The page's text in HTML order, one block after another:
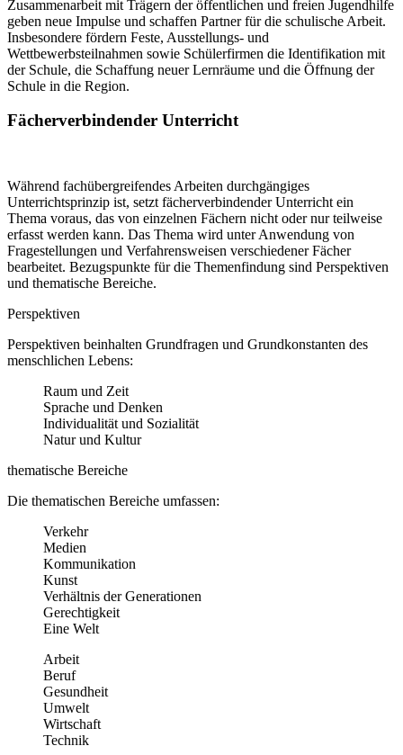
Zusammenarbeit mit Trägern der öffentlichen und freien Jugendhilfe
geben neue Impulse und schaffen Partner für die schulische Arbeit.
Insbesondere fördern Feste, Ausstellungs- und
Wettbewerbsteilnahmen sowie Schülerfirmen die Identifikation mit
der Schule, die Schaffung neuer Lernräume und die Öffnung der
Schule in die Region.
Fächerverbindender Unterricht
Während fachübergreifendes Arbeiten durchgängiges
Unterrichtsprinzip ist, setzt fächerverbindender Unterricht ein
Thema voraus, das von einzelnen Fächern nicht oder nur teilweise
erfasst werden kann. Das Thema wird unter Anwendung von
Fragestellungen und Verfahrensweisen verschiedener Fächer
bearbeitet. Bezugspunkte für die Themenfindung sind Perspektiven
und thematische Bereiche.
Perspektiven
Perspektiven beinhalten Grundfragen und Grundkonstanten des
menschlichen Lebens:
Raum und Zeit
Sprache und Denken
Individualität und Sozialität
Natur und Kultur
thematische Bereiche
Die thematischen Bereiche umfassen:
Verkehr
Medien
Kommunikation
Kunst
Verhältnis der Generationen
Gerechtigkeit
Eine Welt
Arbeit
Beruf
Gesundheit
Umwelt
Wirtschaft
Technik